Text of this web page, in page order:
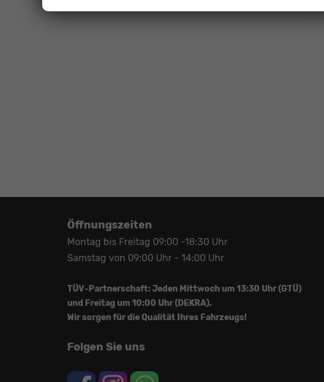
Öffnungszeiten
Montag bis Freitag 09:00 -18:30 Uhr
Samstag von 09:00 Uhr - 14:00 Uhr
TÜV-Partnerschaft: Jeden Mittwoch um 13:30 Uhr (GTÜ)
und Freitag um 10:00 Uhr (DEKRA).
Wir sorgen für die Qualität Ihres Fahrzeugs!
Folgen Sie uns